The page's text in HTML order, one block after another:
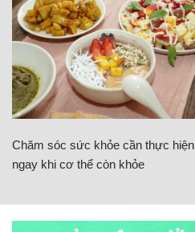
Chăm sóc sức khỏe cần thực hiện
ngay khi cơ thể còn khỏe